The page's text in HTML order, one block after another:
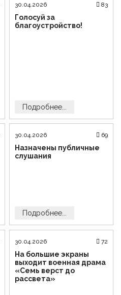
30.04.2026 83
Голосуй за
благоустройство!
Подробнее...
30.04.2026 69
Назначены публичные
слушания
Подробнее...
30.04.2026 72
На большие экраны
выходит военная драма
«Семь верст до
рассвета»